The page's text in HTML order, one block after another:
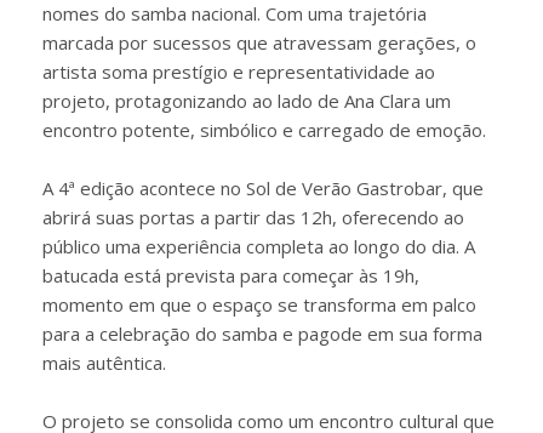
nomes do samba nacional. Com uma trajetória
marcada por sucessos que atravessam gerações, o
artista soma prestígio e representatividade ao
projeto, protagonizando ao lado de Ana Clara um
encontro potente, simbólico e carregado de emoção.
A 4ª edição acontece no Sol de Verão Gastrobar, que
abrirá suas portas a partir das 12h, oferecendo ao
público uma experiência completa ao longo do dia. A
batucada está prevista para começar às 19h,
momento em que o espaço se transforma em palco
para a celebração do samba e pagode em sua forma
mais autêntica.
O projeto se consolida como um encontro cultural que